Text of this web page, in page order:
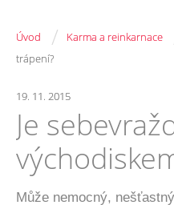
Úvod / Karma a reinkarnace
trápení?
19. 11. 2015
Je
Může nemocný,